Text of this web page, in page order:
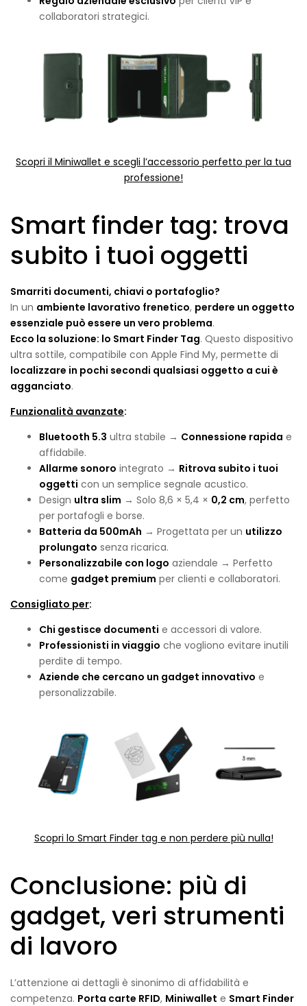
collaboratori strategici.
Scopri il Miniwallet e scegli l’accessorio perfetto per la tua
professione!
Smart finder tag: trova
subito i tuoi oggetti
Smarriti documenti, chiavi o portafoglio?
In un ambiente lavorativo frenetico, perdere un oggetto
essenziale può essere un vero problema.
Ecco la soluzione: lo Smart Finder Tag. Questo dispositivo
ultra sottile, compatibile con Apple Find My, permette di
localizzare in pochi secondi qualsiasi oggetto a cui è
agganciato.
Funzionalità avanzate:
Bluetooth 5.3 ultra stabile → Connessione rapida e
affidabile.
Allarme sonoro integrato → Ritrova subito i tuoi
oggetti con un semplice segnale acustico.
Design ultra slim → Solo 8,6 × 5,4 × 0,2 cm, perfetto
per portafogli e borse.
Batteria da 500mAh → Progettata per un utilizzo
prolungato senza ricarica.
Personalizzabile con logo aziendale → Perfetto
come gadget premium per clienti e collaboratori.
Consigliato per:
Chi gestisce documenti e accessori di valore.
Professionisti in viaggio che vogliono evitare inutili
perdite di tempo.
Aziende che cercano un gadget innovativo e
personalizzabile.
Scopri lo Smart Finder tag e non perdere più nulla!
Conclusione: più di
gadget, veri strumenti
di lavoro
L’attenzione ai dettagli è sinonimo di affidabilità e
competenza. Porta carte RFID, Miniwallet e Smart Finder